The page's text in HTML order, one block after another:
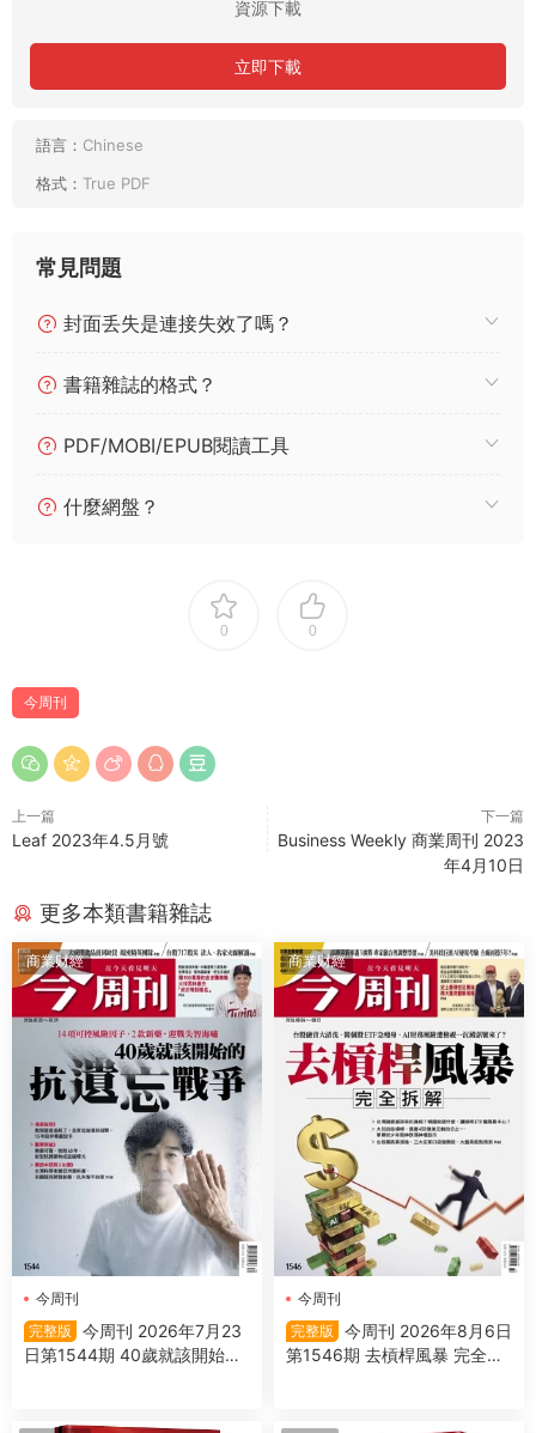
資源下載
立即下載
語言： Chinese
格式： True PDF
常見問題
封面丢失是連接失效了嗎？
書籍雜誌的格式？
PDF/MOBI/EPUB閱讀工具
什麼網盤？
0 0
今周刊
上一篇
Leaf 2023年4.5月號
下一篇
Business Weekly 商業周刊 2023
年4月10日
更多本類書籍雜誌
商業财經
今周刊
完整版
今周刊 2026年7月23
日第1544期 40歲就該開始的
商業财經
今周刊
完整版
今周刊 2026年8月6日
第1546期 去槓桿風暴 完全拆